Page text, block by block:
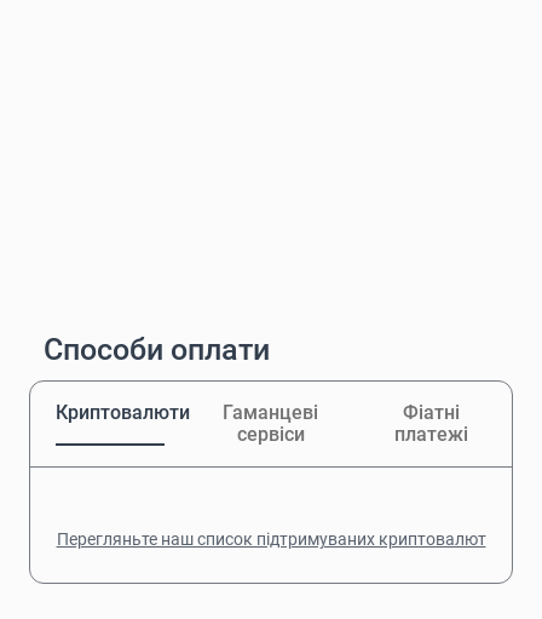
Способи оплати
Криптовалюти
Гаманцеві
сервіси
Фіатні
платежі
Перегляньте наш список підтримуваних криптовалют